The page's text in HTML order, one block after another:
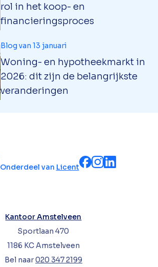
rol in het koop- en
financieringsproces
Woning- en hypotheekmarkt in
2026: dit zijn de belangrijkste
veranderingen
Blog van 13 januari
Onderdeel van Licent
Kantoor Amstelveen
Sportlaan 470
1186 KC Amstelveen
Bel naar020 347 2199